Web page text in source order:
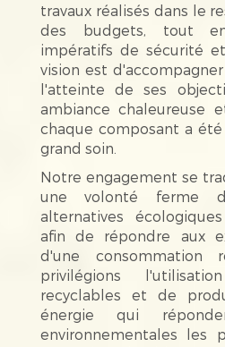
travaux réalisés dans le
des budgets, tout
impératifs de sécurité
vision est
l'atteinte de ses
ambiance chaleureuse
chaque composant a
grand soin.
Notre engagement se
une volonté ferme
alternatives
afin de répondre aux
d'une consommation
privilégions
recyclables et de
énergie qui
environnementales les